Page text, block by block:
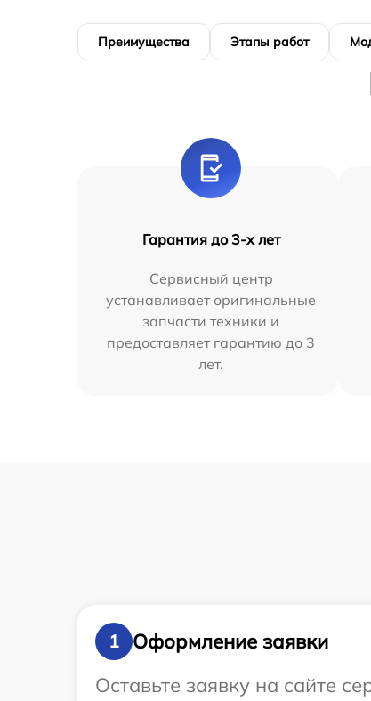
Преимущества Этапы работ
Гарантия до 3-х лет
Сервисный центр
устанавливает оригинальные
запчасти техники и
предоставляет гарантию до 3
лет.
1
Оформление заявки
Оставьте заявку на сайте